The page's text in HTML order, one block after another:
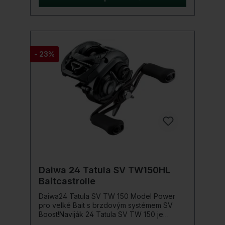
výkonným Hyper Drive Digigearem a Hyper
Double Support zajišťuje optimální přenos
Hyper Armed tělo z hliníku zajišťuje optimální
uložení převodovky v těle navijáku.Hyper
Tough Clutch volnoběžná páka se i při
silných hodech nevrací nechtěně zpět. S
100mm dlouhou kličkou.Podrobnosti o
produktu: Hyper Drive Design Hyper
Digigear II převodovka Koncept brzdění SV
Shape klika Model pro leváky
- 23%
Daiwa 24 Tatula SV TW150HL
Baitcastrolle
Daiwa24 Tatula SV TW 150 Model Power
pro velké Bait s brzdovým systémem SV
Boost!Naviják 24 Tatula SV TW 150 je